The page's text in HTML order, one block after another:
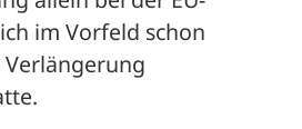
im Vorfeld schon